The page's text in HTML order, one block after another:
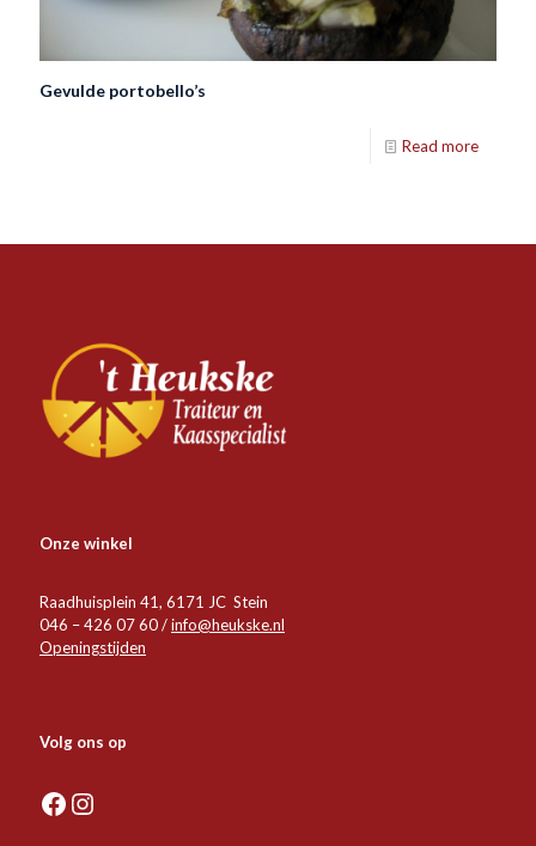
Gevulde portobello’s
Read more
Onze winkel
Raadhuisplein 41, 6171 JC Stein
046 – 426 07 60 /info@heukske.nl
Openingstijden
Volg ons op
Facebook
Instagram